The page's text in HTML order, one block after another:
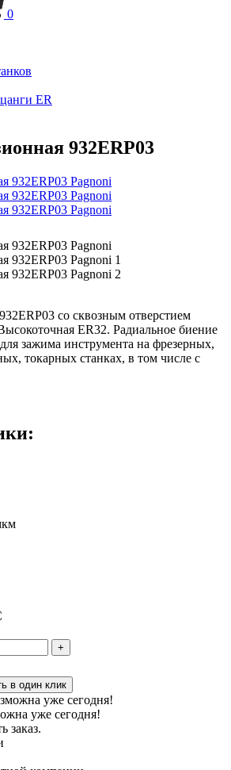
0
ER
932ERP03
со сквозным отверстием
ER32. Радиальное биение
зажима инструмента на фрезерных,
токарных станках, в том числе с
+
в один клик
уже сегодня!
заказ.